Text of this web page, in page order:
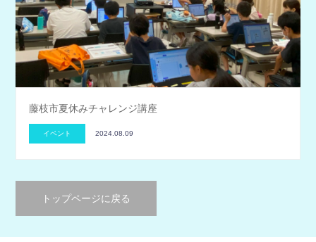
藤枝市夏休みチャレンジ講座
イベント 2024.08.09
トップページに戻る